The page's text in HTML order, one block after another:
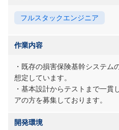
フルスタックエンジニア
作業内容
・既存の損害保険基幹システム
想定しています。
・基本設計からテストまで一貫
アの方を募集しております。
開発環境